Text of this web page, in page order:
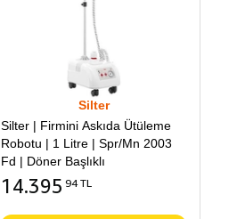
Silter
Silter | Firmini Askıda Ütüleme
Robotu | 1 Litre | Spr/Mn 2003
Fd | Döner Başlıklı
14.395 94 TL